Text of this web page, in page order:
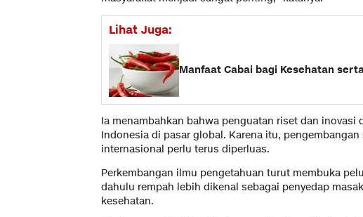
Lihat Juga:
Manfaat Cabai bagi Kesehatan
Ia menambahkan bahwa penguatan riset dan
Indonesia di pasar global. Karena itu,
internasional perlu terus diperluas.
Perkembangan ilmu pengetahuan turut membuka
dahulu rempah lebih dikenal sebagai penyedap
kesehatan.